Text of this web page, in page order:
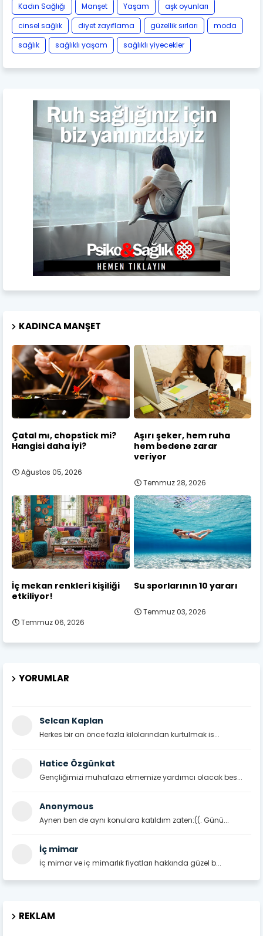
Kadın Sağlığı Manşet Yaşam
aşk oyunları
cinsel sağlık
diyet zayıflama güzellik sırları
moda
sağlık
sağlıklı yaşam sağlıklı yiyecekler
KADINCA MANŞET
Çatal mı, chopstick mi?
Hangisi daha iyi?
Ağustos 05, 2026
Aşırı şeker, hem ruha
hem bedene zarar
veriyor
Temmuz 28, 2026
İç mekan renkleri kişiliği
etkiliyor!
Temmuz 06, 2026
Su sporlarının 10 yararı
Temmuz 03, 2026
YORUMLAR
Selcan Kaplan
Herkes bir an önce fazla kilolarından kurtulmak is...
Hatice Özgünkat
Gençliğimizi muhafaza etmemize yardımcı olacak bes...
Anonymous
Aynen ben de aynı konulara katıldım zaten:((. Günü...
İç mimar
İç mimar ve iç mimarlık fiyatları hakkında güzel b...
REKLAM